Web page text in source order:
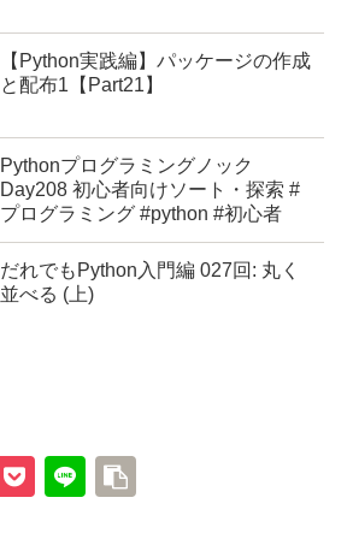
【Python実践編】パッケージの作成
と配布1【Part21】
Pythonプログラミングノック
Day208 初心者向けソート・探索 #
プログラミング #python #初心者
だれでもPython入門編 027回: 丸く
並べる (上)